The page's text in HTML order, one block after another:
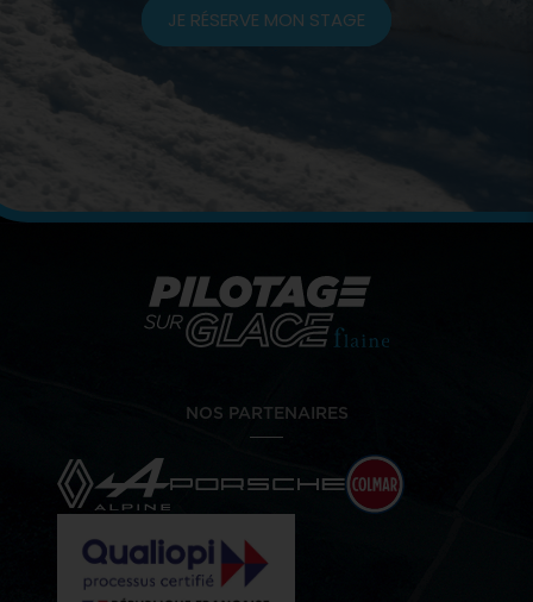
JE RÉSERVE MON STAGE
NOS PARTENAIRES